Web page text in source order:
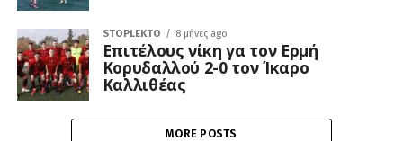
STOPLEKTO 8 μήνες ago
Επιτέλους νίκη γα τον Ερμή
Κορυδαλλού 2-0 τον Ίκαρο
Καλλιθέας
MORE POSTS